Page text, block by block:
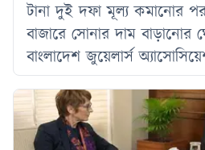
টানা দুই দফা মূল্য কমানোর
বাজারে সোনার দাম বাড়ানোর
বাংলাদেশ জুয়েলার্স
সিদ্ধান্ত অনুযায়ী, প্রতি ভরি
সোনার দাম ১ হাজার ৬৩৩
লাখ ২১ হাজার ৪৪১ টাকা